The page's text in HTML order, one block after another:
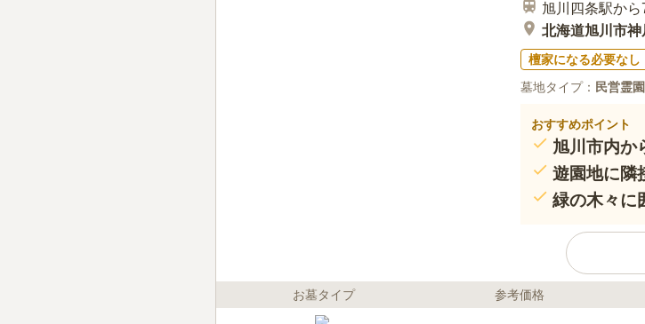
旭川四条駅から
北海道旭川市
檀家になる必要なし
墓地タイプ： 民営霊園
おすすめポイント
旭川市内か
遊園地に隣
緑の木々に
ライフドット編集部
お墓タイプ 参考価格